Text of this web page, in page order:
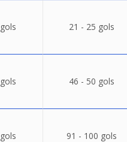
21 - 25 gols
46 - 50 gols
91 - 100 gols